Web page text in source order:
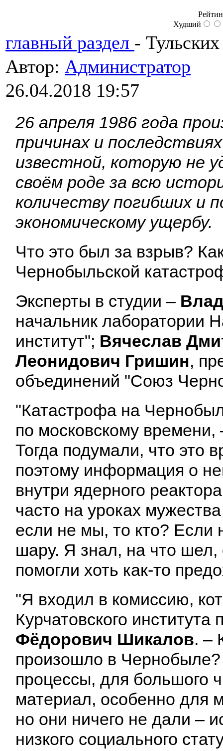
Худший
главный раздел - Тульских
Автор: Администратор
26.04.2018 19:57
26 апреля 1986 года
причинах и
известной, которую не
своём роде за всю
количеству погибших и
экономическому ущербу.
Что это был за взрыв?
Чернобыльской
Эксперты в студии –
начальник лаборатории
институт"; Вячеслав
Леонидович Гришин,
объединений "Союз
"Катастрофа на
по московскому
Тогда подумали, что это
поэтому информация о
внутри ядерного
часто на уроках
если не мы, то кто? Если
шару. Я знал, на что
помогли хоть как-то
"Я входил в комиссию,
Курчатовского
Фёдорович Шикалов. –
произошло в
процессы, для большого
материал, особенно для
но они ничего не дали –
низкого социального